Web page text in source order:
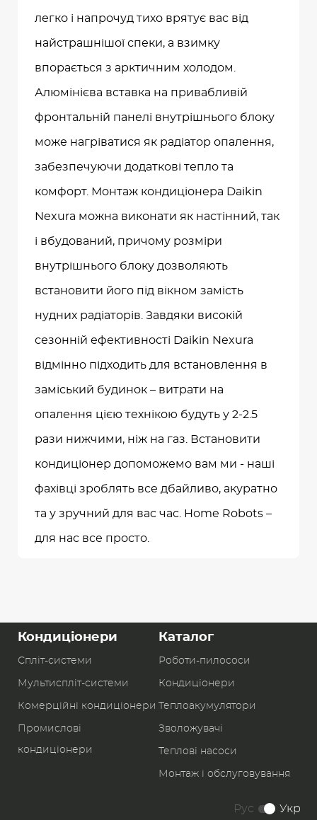
легко і напрочуд тихо врятує вас від
найстрашнішої спеки, а взимку
впорається з арктичним холодом.
Алюмінієва вставка на привабливій
фронтальній панелі внутрішнього блоку
може нагріватися як радіатор опалення,
забезпечуючи додаткові тепло та
комфорт. Монтаж кондиціонера Daikin
Nexura можна виконати як настінний, так
і вбудований, причому розміри
внутрішнього блоку дозволяють
встановити його під вікном замість
нудних радіаторів. Завдяки високій
сезонній ефективності Daikin Nexura
відмінно підходить для встановлення в
заміський будинок – витрати на
опалення цією технікою будуть у 2-2.5
рази нижчими, ніж на газ. Встановити
кондиціонер допоможемо вам ми - наші
фахівці зроблять все дбайливо, акуратно
та у зручний для вас час. Home Robots –
для нас все просто.
Кондиціонери
Спліт-системи
Мультиспліт-системи
Комерційні кондиціонери
Промислові
кондиціонери
Каталог
Роботи-пилоcоси
Кондиціонери
Теплоакумулятори
Зволожувачі
Теплові насоси
Монтаж і обслуговування
Рус Укр